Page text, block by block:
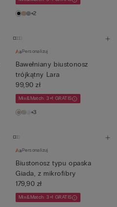
+2
Personalizuj
Bawełniany biustonosz
trójkątny Lara
99,90 zł
Mix&Match: 3+1 GRATIS
+3
Personalizuj
Biustonosz typu opaska
Giada, z mikrofibry
179,90 zł
Mix&Match: 3+1 GRATIS